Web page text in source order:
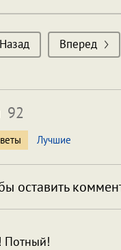
Назад Вперед
92
Лучшие
оставить
Потный!